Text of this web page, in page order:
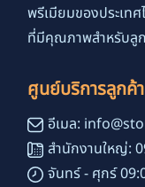
พรีเมียมของประเท
ที่มีคุณภาพสำหรับลู
ศูนย์บริการลูกค้า
อีเมล:
สำนักงานใหญ่:
จันทร์ - ศุกร์